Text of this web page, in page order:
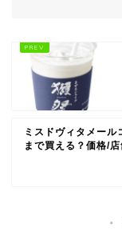
ミスドヴィタメール
まで買える？価格/